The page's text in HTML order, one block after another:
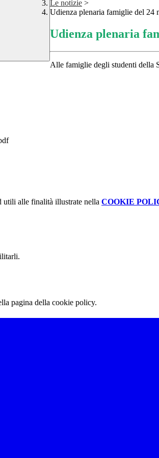
Le notizie >
Udienza plenaria famiglie del 24
Udienza plenaria
Alle famiglie degli studenti della
utili alle finalità illustrate nella COOKIE
pagina della cookie policy.